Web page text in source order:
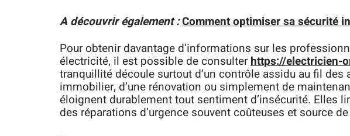
A découvrir également :Comment optimiser sa sécurité
Pour obtenir davantage d’informations sur les
électricité, il est possible de consulterhttps://electricien-
tranquillité découle surtout d’un contrôle assidu au fil des
immobilier, d’une rénovation ou simplement de
éloignent durablement tout sentiment d’insécurité. Elles
des réparations d’urgence souvent coûteuses et source